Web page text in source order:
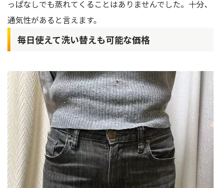
っぱなしでも蒸れてくることはありませんでした。十分、
通気性があると言えます。
毎日使えて洗い替えも可能な価格